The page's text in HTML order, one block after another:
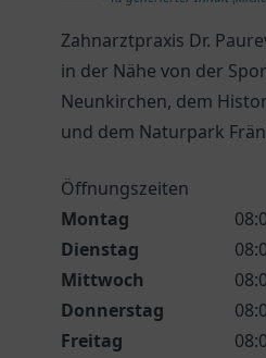
Zahnarztpraxis Dr.
in der Nähe von der
Neunkirchen, dem
und dem Naturpark
Öffnungszeiten
Montag
Dienstag
Mittwoch
Donnerstag
Freitag